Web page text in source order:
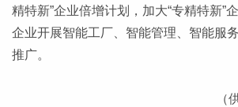
精特新”企业倍增计划，加大“专精特新”
企业开展智能工厂、智能管理、智能服
推广。
（